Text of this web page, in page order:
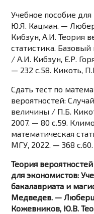
Учебное пособие
Ю.Я. Кацман. —
Кибзун, А.И. Теория
статистика.
/ А.И. Кибзун, Е.Р.
— 232 c.58. Кикоть,
Сдать тест по
вероятностей:
величины / П.Б.
2007. — 80 c.59.
математическая
МГУ, 2022. — 368 c.60.
Теория
для экономистов:
бакалавриата и
Медведев. —
Кожевников, Ю.В.